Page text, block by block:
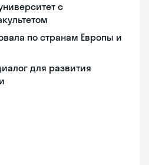
с
по странам Европы и
для развития